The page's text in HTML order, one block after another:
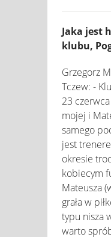
Jaka jest
klubu,
Grzegorz
Tczew: -
23
mojej i
samego
jest
okresie
kobiecym
Mateusza
grała w
typu nisza
warto